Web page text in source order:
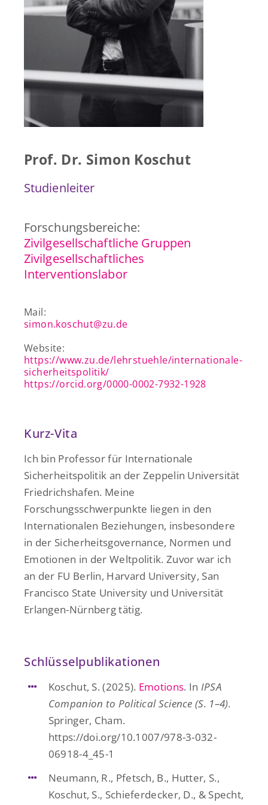
Presse & Publikationen
Blog
Prof. Dr. Simon Koschut
Studienleiter
Forschungsbereiche:
Zivilgesellschaftliche Gruppen
Zivilgesellschaftliches
Interventionslabor
Mail:
simon.koschut@zu.de
Website:
https://www.zu.de/lehrstuehle/internationale-
sicherheitspolitik/
https://orcid.org/0000-0002-7932-1928
Kurz-Vita
Ich bin Professor für Internationale
Sicherheitspolitik an der Zeppelin Universität
Friedrichshafen. Meine
Forschungsschwerpunkte liegen in den
Internationalen Beziehungen, insbesondere
in der Sicherheitsgovernance, Normen und
Emotionen in der Weltpolitik. Zuvor war ich
an der FU Berlin, Harvard University, San
Francisco State University und Universität
Erlangen-Nürnberg tätig.
Schlüsselpublikationen
Koschut, S. (2025). Emotions. In IPSA
Companion to Political Science (S. 1–4).
Springer, Cham.
https://doi.org/10.1007/978-3-032-
06918-4_45-1
Neumann, R., Pfetsch, B., Hutter, S.,
Koschut, S., Schieferdecker, D., & Specht,